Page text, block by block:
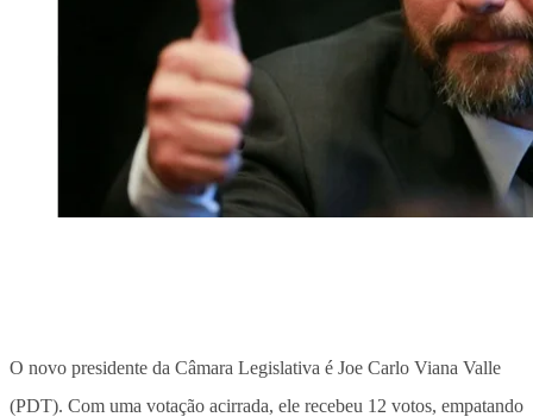
O novo presidente da Câmara Legislativa é Joe Carlo Viana Valle
(PDT). Com uma votação acirrada, ele recebeu 12 votos, empatando